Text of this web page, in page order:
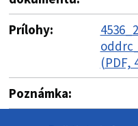
Prílohy:
(PDF,
Poznámka: